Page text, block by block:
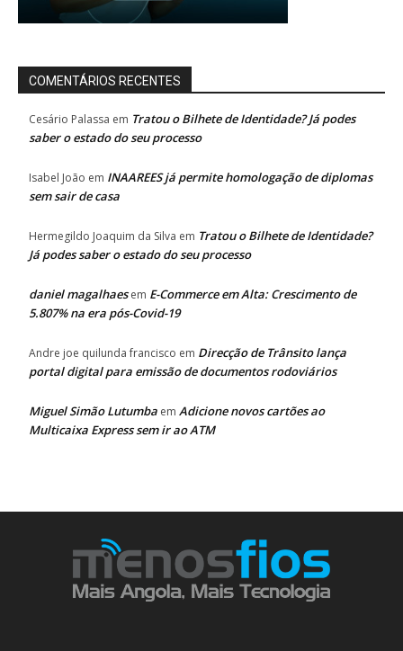
COMENTÁRIOS RECENTES
Cesário Palassa em Tratou o Bilhete de Identidade? Já podes
saber o estado do seu processo
Isabel João em INAAREES já permite homologação de diplomas
sem sair de casa
Hermegildo Joaquim da Silva em Tratou o Bilhete de Identidade?
Já podes saber o estado do seu processo
daniel magalhaesem E-Commerce em Alta: Crescimento de
5.807% na era pós-Covid-19
Andre joe quilunda francisco em Direcção de Trânsito lança
portal digital para emissão de documentos rodoviários
Miguel Simão Lutumba em Adicione novos cartões ao
Multicaixa Express sem ir ao ATM